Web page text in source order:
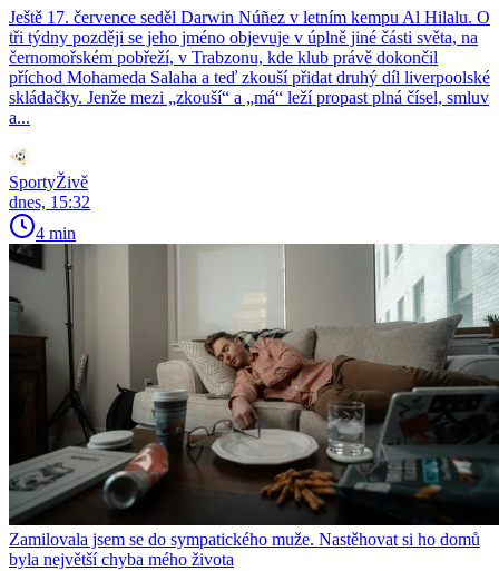
Ještě 17. července seděl Darwin Núñez v letním kempu Al Hilalu. O
tři týdny později se jeho jméno objevuje v úplně jiné části světa, na
černomořském pobřeží, v Trabzonu, kde klub právě dokončil
příchod Mohameda Salaha a teď zkouší přidat druhý díl liverpoolské
skládačky. Jenže mezi „zkouší“ a „má“ leží propast plná čísel, smluv
a...
SportyŽivě
dnes, 15:32
4 min
Zamilovala jsem se do sympatického muže. Nastěhovat si ho domů
byla největší chyba mého života